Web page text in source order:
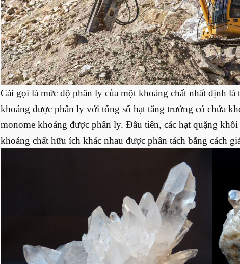
Cái gọi là mức độ phân ly của một khoáng chất nhất định là
khoáng được phân ly với tổng số hạt tăng trưởng có chứa
monome khoáng được phân ly. Đầu tiên, các hạt quặng
khoáng chất hữu ích khác nhau được phân tách bằng cách